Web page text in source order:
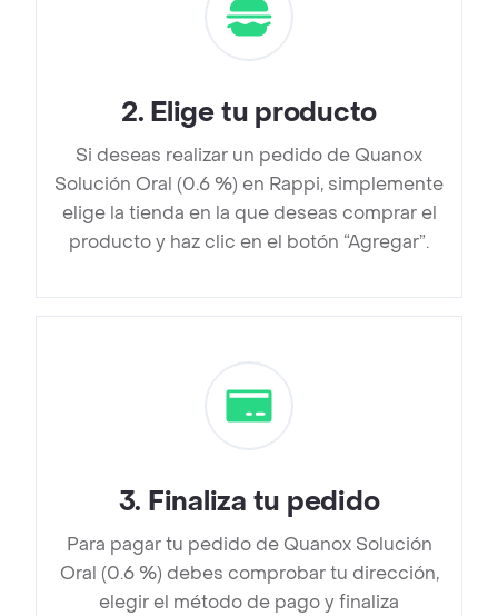
2. Elige tu producto
Si deseas realizar un pedido de Quanox
Solución Oral (0.6 %) en Rappi, simplemente
elige la tienda en la que deseas comprar el
producto y haz clic en el botón “Agregar”.
3. Finaliza tu pedido
Para pagar tu pedido de Quanox Solución
Oral (0.6 %) debes comprobar tu dirección,
elegir el método de pago y finaliza